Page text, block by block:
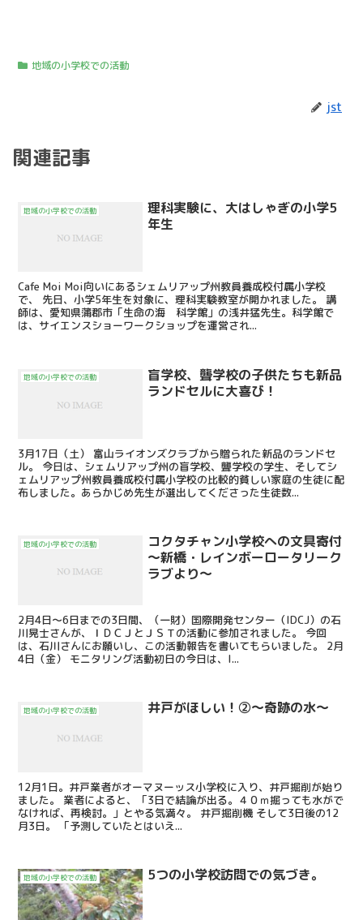
地域の小学校での活動
jst
関連記事
地域の小学校での活動
理科実験に、大はしゃぎの小学5
年生
Cafe Moi Moi向いにあるシェムリアップ州教員養成校付属小学校
で、 先日、小学5年生を対象に、理科実験教室が開かれました。 講
師は、愛知県蒲郡市「生命の海 科学館」の浅井猛先生。科学館で
は、サイエンスショーワークショップを運営され...
地域の小学校での活動
盲学校、聾学校の子供たちも新品
ランドセルに大喜び！
3月17日（土） 富山ライオンズクラブから贈られた新品のランドセ
ル。 今日は、シェムリアップ州の盲学校、聾学校の学生、そしてシ
ェムリアップ州教員養成校付属小学校の比較的貧しい家庭の生徒に配
布しました。あらかじめ先生が選出してくださった生徒数...
地域の小学校での活動
コクタチャン小学校への文具寄付
～新橋・レインボーロータリーク
ラブより～
2月4日～6日までの3日間、（一財）国際開発センター（IDCJ）の石
川晃士さんが、ＩＤＣＪとＪＳＴの活動に参加されました。 今回
は、石川さんにお願いし、この活動報告を書いてもらいました。 2月
4日（金） モニタリング活動初日の今日は、I...
地域の小学校での活動 井戸がほしい！②～奇跡の水～
12月1日。井戸業者がオーマヌーッス小学校に入り、井戸掘削が始り
ました。 業者によると、「3日で結論が出る。４０ｍ掘っても水がで
なければ、再検討。」とやる気満々。 井戸掘削機 そして3日後の12
月3日。 「予測していたとはいえ...
地域の小学校での活動 5つの小学校訪問での気づき。